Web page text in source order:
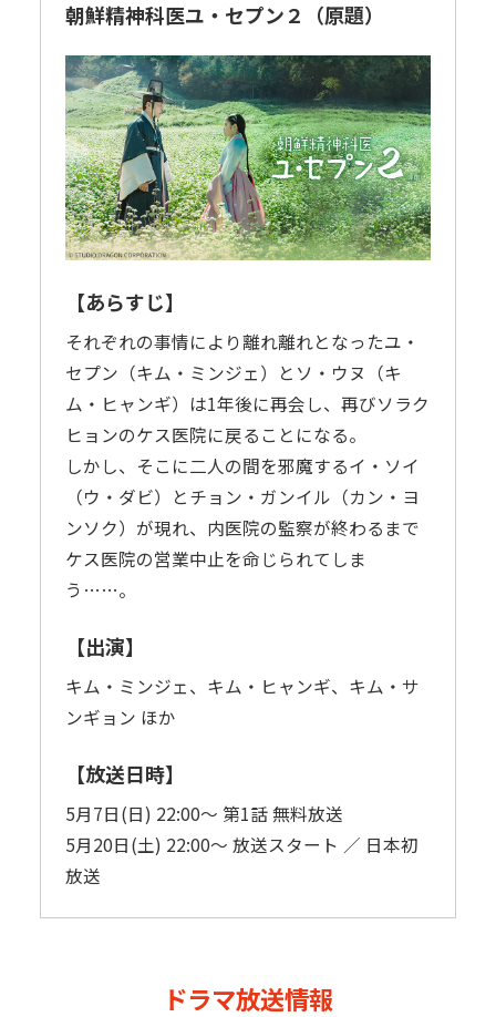
朝鮮精神科医ユ・セプン２（原題）
【あらすじ】
それぞれの事情により離れ離れとなったユ・
セプン（キム・ミンジェ）とソ・ウヌ（キ
ム・ヒャンギ）は1年後に再会し、再びソラク
ヒョンのケス医院に戻ることになる。
しかし、そこに二人の間を邪魔するイ・ソイ
（ウ・ダビ）とチョン・ガンイル（カン・ヨ
ンソク）が現れ、内医院の監察が終わるまで
ケス医院の営業中止を命じられてしま
う……。
【出演】
キム・ミンジェ、キム・ヒャンギ、キム・サ
ンギョン ほか
【放送日時】
5月7日(日) 22:00～ 第1話 無料放送
5月20日(土) 22:00～ 放送スタート ／ 日本初
放送
ドラマ放送情報